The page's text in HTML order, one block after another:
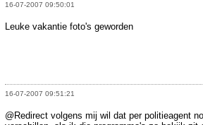
16-07-2007 09:50:01
Leuke vakantie foto's geworden
16-07-2007 09:51:21
@Redirect volgens mij wil dat per politieagent